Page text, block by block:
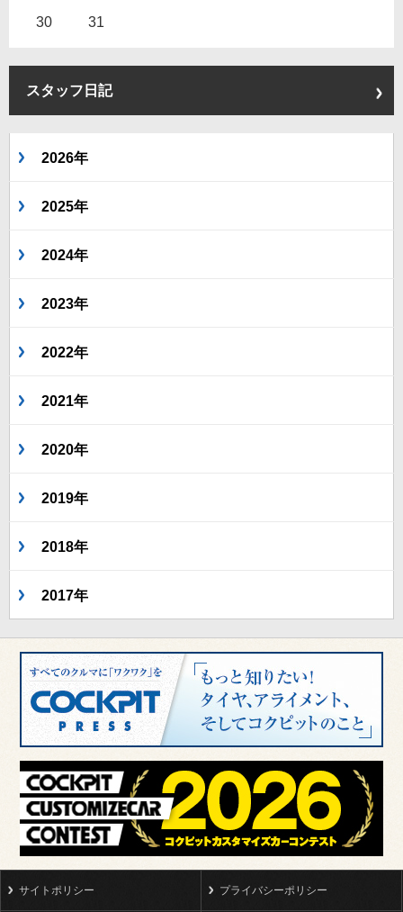
30 31
スタッフ日記
2026年
2025年
2024年
2023年
2022年
2021年
2020年
2019年
2018年
2017年
サイトポリシー プライバシーポリシー